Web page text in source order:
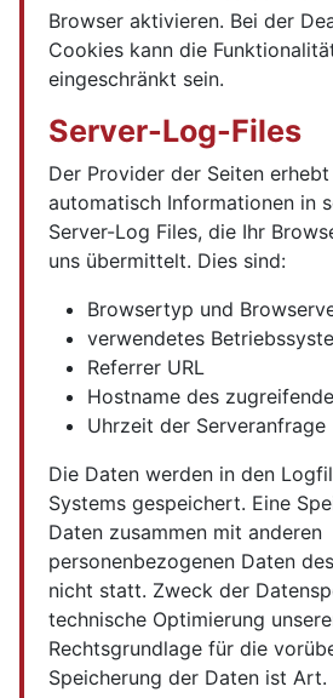
Browser aktivieren. Bei der
Cookies kann die
eingeschränkt sein.
Server-Log-Files
Der Provider der Seiten
automatisch Informationen in
Server-Log Files, die Ihr
uns übermittelt. Dies sind:
Browsertyp und
verwendetes
Referrer URL
Hostname des
Uhrzeit der Serveranfrage
Die Daten werden in den
Systems gespeichert. Eine
Daten zusammen mit anderen
personenbezogenen Daten
nicht statt. Zweck der
technische Optimierung
Rechtsgrundlage für die
Speicherung der Daten ist Art.